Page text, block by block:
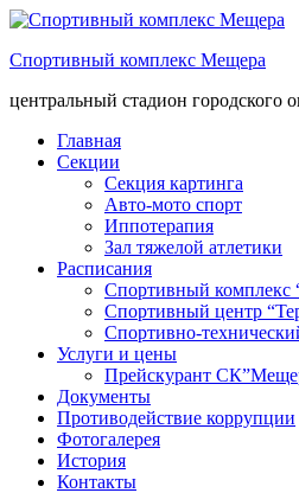
Спортивный комплекс Мещера
центральный стадион городского
Главная
Секции
Секция картинга
Авто-мото спорт
Иппотерапия
Зал тяжелой атлетики
Расписания
Спортивный комплекс
Спортивный центр
Спортивно-
Услуги и цены
Прейскурант
Документы
Противодействие коррупции
Фотогалерея
История
Контакты